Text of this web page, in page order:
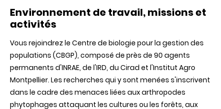
Environnement de travail, missions et
activités
Vous rejoindrez le Centre de biologie pour la gestion des
populations (CBGP), composé de près de 90 agents
permanents d'INRAE, de l'IRD, du Cirad et l'Institut Agro
Montpellier. Les recherches qui y sont menées s'inscrivent
dans le cadre des menaces liées aux arthropodes
phytophages attaquant les cultures ou les forêts, aux